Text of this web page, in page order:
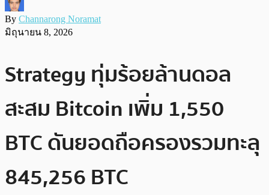
By Channarong Noramat
มิถุนายน 8, 2026
Strategy ทุ่มร้อยล้านดอล
สะสม Bitcoin เพิ่ม 1,550
BTC ดันยอดถือครองรวมทะลุ
845,256 BTC